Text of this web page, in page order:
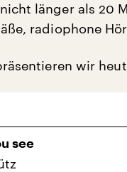
länger als 20
radiophone
wir
see